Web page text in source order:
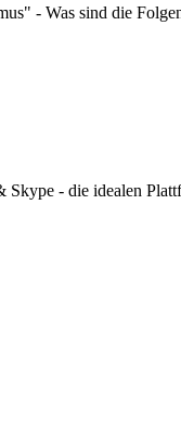
- Was sind die
- die idealen